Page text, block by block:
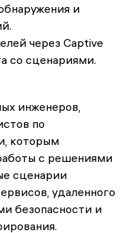
и
через Captive
со сценариями.
инженеров,
по
которым
с решениями
сценарии
удаленного
безопасности и